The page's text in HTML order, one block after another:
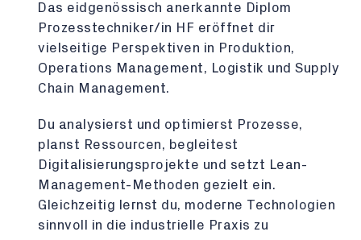
Das eidgenössisch anerkannte Diplom
Prozesstechniker/in HF eröffnet dir
vielseitige Perspektiven in Produktion,
Operations Management, Logistik und Supply
Chain Management.
Du analysierst und optimierst Prozesse,
planst Ressourcen, begleitest
Digitalisierungsprojekte und setzt Lean-
Management-Methoden gezielt ein.
Gleichzeitig lernst du, moderne Technologien
sinnvoll in die industrielle Praxis zu